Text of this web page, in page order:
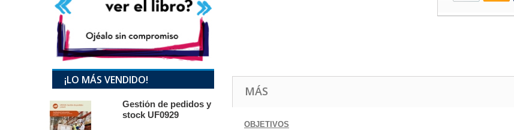
¡LO MÁS VENDIDO!
Gestión de pedidos y
stock UF0929
MÁS
OBJETIVOS